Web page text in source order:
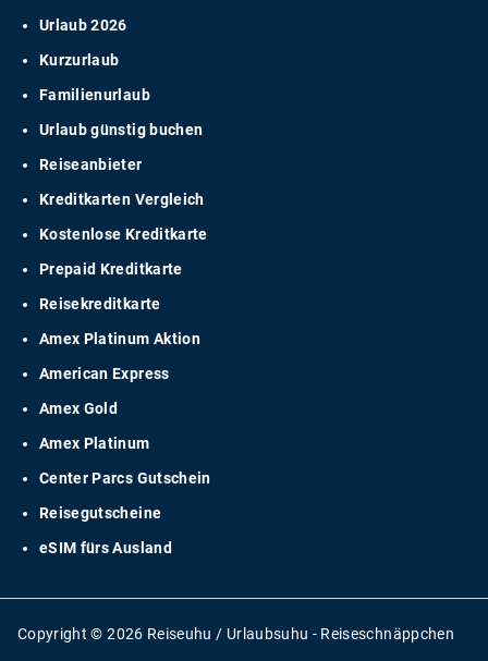
Urlaub 2026
Kurzurlaub
Familienurlaub
Urlaub günstig buchen
Reiseanbieter
Kreditkarten Vergleich
Kostenlose Kreditkarte
Prepaid Kreditkarte
Reisekreditkarte
Amex Platinum Aktion
American Express
Amex Gold
Amex Platinum
Center Parcs Gutschein
Reisegutscheine
eSIM fürs Ausland
Copyright © 2026 Reiseuhu / Urlaubsuhu - Reiseschnäppchen